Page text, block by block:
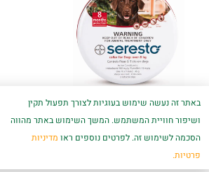
קולר נגד קרציות
ופרעושים לכלב –
סרסטו
219.00
באתר זה נעשה שימוש בעוגיות לצורך תפעול תקין
ושיפור חוויית המשתמש. המשך השימוש באתר מהווה
הסכמה לשימוש זה. לפרטים נוספים ראו מדיניות
פרטיות.